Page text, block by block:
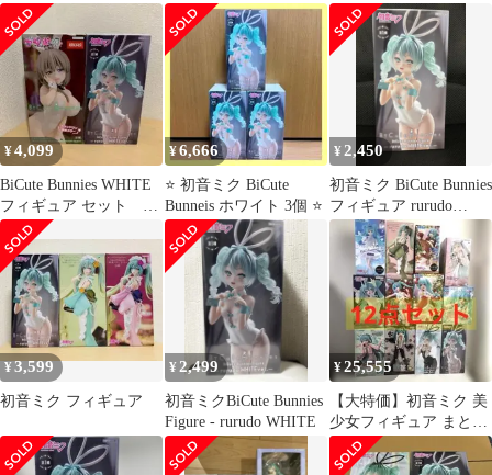
ミク rurudo WHITEver.
WHITEver. フィギュア カイの初音ミク⭐
¥4,099
BiCute Bunnies WHITE
フィギュア セット 宇
崎月・初音ミク
¥6,666
⭐️ 初音ミク BiCute
Bunneis ホワイト 3個 ⭐️
¥ 2,450
初音ミク BiCute Bunnies
フィギュア rurudo
WHITEver
¥3,599
初音ミク フィギュア
¥ 2,499
初音ミクBiCute Bunnies
Figure - rurudo WHITE
¥25,555
【大特価】初音ミク 美
少女フィギュア まとめ
売り 12点セット プライ
ズ